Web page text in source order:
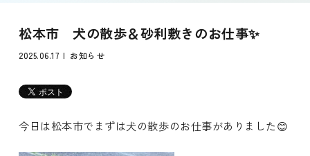
松本市 犬の散歩＆砂利敷きのお仕事✨
2025.06.17 お知らせ
今日は松本市でまずは犬の散歩のお仕事がありました😊